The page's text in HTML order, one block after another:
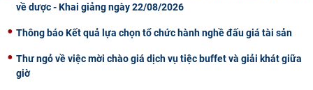
về dược - Khai giảng ngày 22/08/2026
Thông báo Kết quả lựa chọn tổ chức hành nghề đấu giá tài sản
Thư ngỏ về việc mời chào giá dịch vụ tiệc buffet và giải khát giữa
giờ